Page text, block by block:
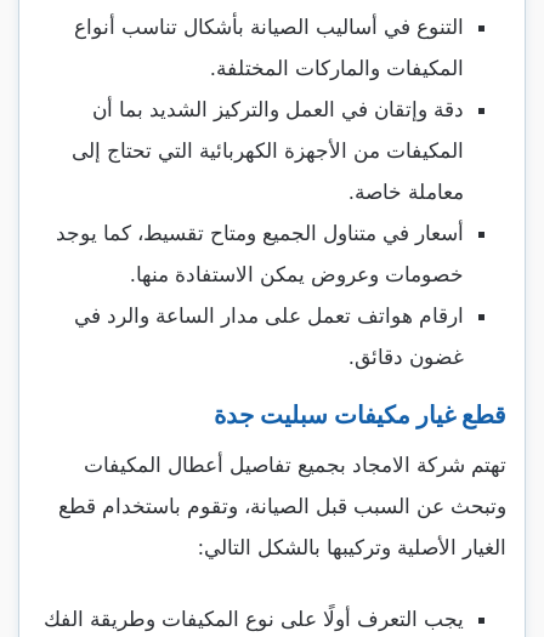
التنوع في أساليب الصيانة بأشكال تناسب أنواع
المكيفات والماركات المختلفة.
دقة وإتقان في العمل والتركيز الشديد بما أن
المكيفات من الأجهزة الكهربائية التي تحتاج إلى
معاملة خاصة.
أسعار في متناول الجميع ومتاح تقسيط، كما يوجد
خصومات وعروض يمكن الاستفادة منها.
ارقام هواتف تعمل على مدار الساعة والرد في
غضون دقائق.
قطع غيار مكيفات سبليت جدة
تهتم شركة الامجاد بجميع تفاصيل أعطال المكيفات
وتبحث عن السبب قبل الصيانة، وتقوم باستخدام قطع
الغيار الأصلية وتركيبها بالشكل التالي:
يجب التعرف أولًا على نوع المكيفات وطريقة الفك